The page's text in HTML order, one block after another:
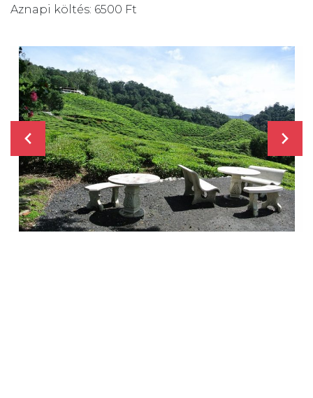
Aznapi költés: 6500 Ft